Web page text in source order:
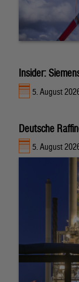
Insider:
5. August
Deutsche
5. August